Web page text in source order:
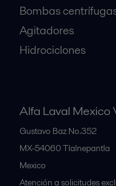
Bombas
Agitadores
Hidrociclones
Alfa Laval Mexico
Gustavo Baz No.352
MX-54060Tlalnepantla
Mexico
Atención a solicitudes